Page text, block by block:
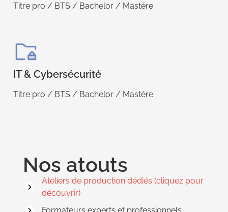
Titre pro / BTS / Bachelor / Mastère
IT & Cybersécurité
Titre pro / BTS / Bachelor / Mastère
Nos atouts
Ateliers de production dédiés (cliquez pour
découvrir)
Formateurs experts et professionnels